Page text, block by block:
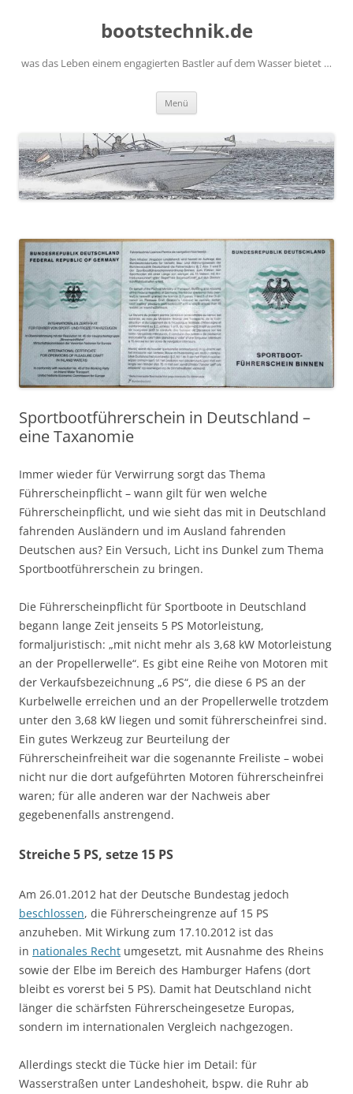
bootstechnik.de
was das Leben einem engagierten Bastler auf dem Wasser bietet …
Menü
Sportbootführerschein in Deutschland –
eine Taxanomie
Immer wieder für Verwirrung sorgt das Thema
Führerscheinpflicht – wann gilt für wen welche
Führerscheinpflicht, und wie sieht das mit in Deutschland
fahrenden Ausländern und im Ausland fahrenden
Deutschen aus? Ein Versuch, Licht ins Dunkel zum Thema
Sportbootführerschein zu bringen.
Die Führerscheinpflicht für Sportboote in Deutschland
begann lange Zeit jenseits 5 PS Motorleistung,
formaljuristisch: „mit nicht mehr als 3,68 kW Motorleistung
an der Propellerwelle“. Es gibt eine Reihe von Motoren mit
der Verkaufsbezeichnung „6 PS“, die diese 6 PS an der
Kurbelwelle erreichen und an der Propellerwelle trotzdem
unter den 3,68 kW liegen und somit führerscheinfrei sind.
Ein gutes Werkzeug zur Beurteilung der
Führerscheinfreiheit war die sogenannte Freiliste – wobei
nicht nur die dort aufgeführten Motoren führerscheinfrei
waren; für alle anderen war der Nachweis aber
gegebenenfalls anstrengend.
Streiche 5 PS, setze 15 PS
Am 26.01.2012 hat der Deutsche Bundestag jedoch
beschlossen, die Führerscheingrenze auf 15 PS
anzuheben. Mit Wirkung zum 17.10.2012 ist das
in nationales Recht umgesetzt, mit Ausnahme des Rheins
sowie der Elbe im Bereich des Hamburger Hafens (dort
bleibt es vorerst bei 5 PS). Damit hat Deutschland nicht
länger die schärfsten Führerscheingesetze Europas,
sondern im internationalen Vergleich nachgezogen.
Allerdings steckt die Tücke hier im Detail: für
Wasserstraßen unter Landeshoheit, bspw. die Ruhr ab